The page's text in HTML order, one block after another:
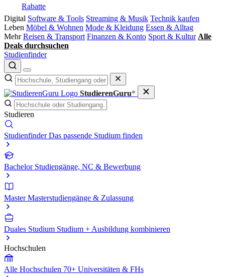
Rabatte
Digital Software & Tools Streaming & Musik Technik kaufen
Leben Möbel & Wohnen Mode & Kleidung Essen & Alltag
Mehr Reisen & Transport Finanzen & Konto Sport & Kultur Alle
Deals durchsuchen
Studienfinder
StudierenGuru*
Studieren
Studienfinder Das passende Studium finden
Bachelor Studiengänge, NC & Bewerbung
Master Masterstudiengänge & Zulassung
Duales Studium Studium + Ausbildung kombinieren
Hochschulen
Alle Hochschulen 70+ Universitäten & FHs